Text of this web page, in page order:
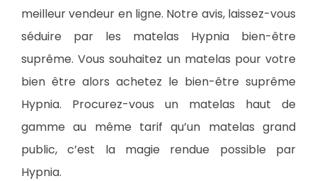
meilleur vendeur en ligne. Notre avis, laissez-vous
séduire par les matelas Hypnia bien-être
suprême. Vous souhaitez un matelas pour votre
bien être alors achetez le bien-être suprême
Hypnia. Procurez-vous un matelas haut de
gamme au même tarif qu’un matelas grand
public, c’est la magie rendue possible par
Hypnia.